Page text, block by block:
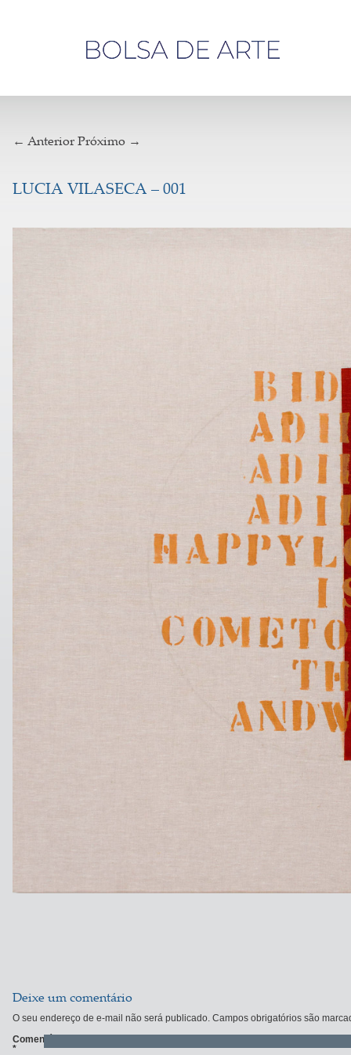
← Anterior Próximo →
LUCIA VILASECA – 001
Deixe um comentário
O seu endereço de e-mail não será publicado. Campos obrigatórios são
Comentário
*